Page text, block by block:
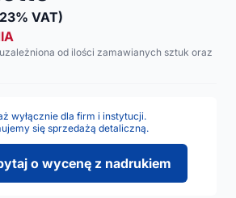
VAT)
od ilości zamawianych sztuk oraz
wyłącznie dla firm i instytucji.
się sprzedażą detaliczną.
o wycenę z nadrukiem